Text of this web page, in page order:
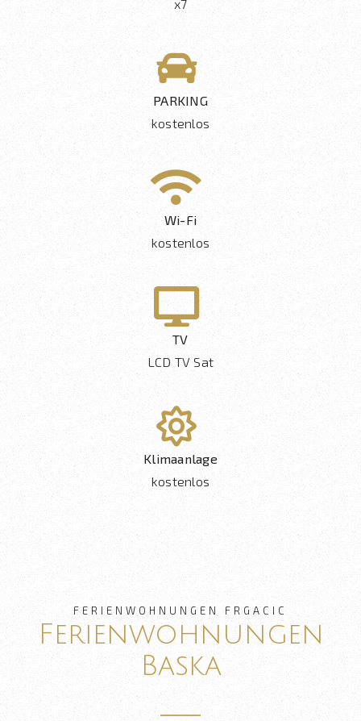
x7
PARKING
kostenlos
Wi-Fi
kostenlos
TV
LCD TV Sat
Klimaanlage
kostenlos
FERIENWOHNUNGEN FRGACIC
Ferienwohnungen
Baska